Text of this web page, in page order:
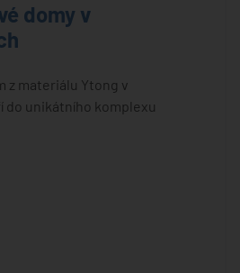
domy v
z materiálu Ytong v
do unikátního komplexu